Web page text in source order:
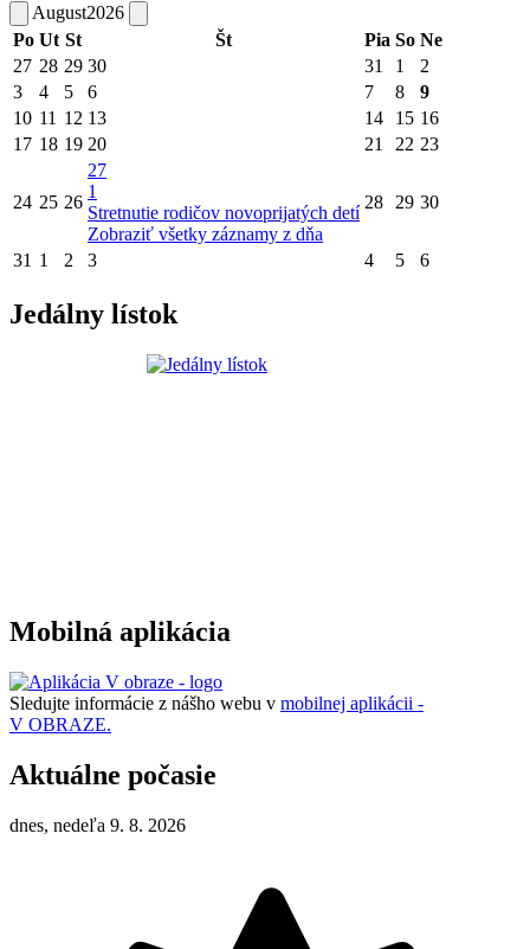
August2026
Po Ut St Št Pia So Ne
27 28 29 30 31 1
2
3
4 5 6 7 8
9
10 11 12 13 14 15 16
17 18 19 20 21 22 23
24 25 26
27
1
Stretnutie rodičov novoprijatých detí
Zobraziť všetky záznamy z dňa
28 29 30
31 1 2 3 4 5 6
Jedálny lístok
Mobilná aplikácia
Sledujte informácie z nášho webu v mobilnej aplikácii -
V OBRAZE.
Aktuálne počasie
dnes, nedeľa 9. 8. 2026